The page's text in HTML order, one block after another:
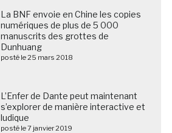
La BNF envoie en Chine les copies
numériques de plus de 5 000
manuscrits des grottes de
Dunhuang
posté le 25 mars 2018
L’Enfer de Dante peut maintenant
s’explorer de manière interactive et
ludique
posté le 7 janvier 2019